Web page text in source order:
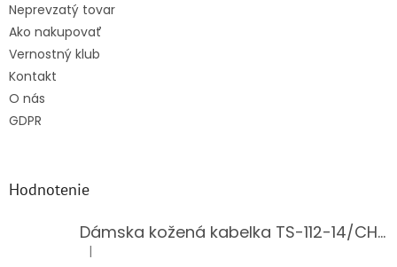
Neprevzatý tovar
Ako nakupovať
Vernostný klub
Kontakt
O nás
GDPR
Hodnotenie
Dámska kožená kabelka TS-112-14/CHOCO
Hodnotenie produktu je 5 z 5 hviezdičiek.
|